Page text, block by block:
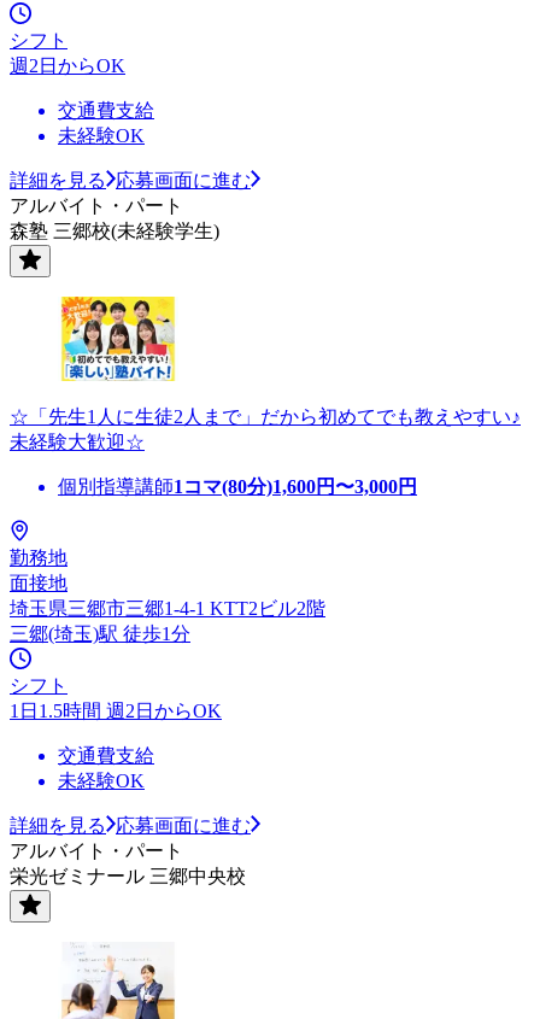
シフト
週2日からOK
交通費支給
未経験OK
詳細を見る
応募画面に進む
アルバイト・パート
森塾 三郷校(未経験学生)
☆「先生1人に生徒2人まで」だから初めてでも教えやすい♪
未経験大歓迎☆
個別指導講師1コマ(80分)1,600円〜3,000円
勤務地
面接地
埼玉県三郷市三郷1-4-1 KTT2ビル2階
三郷(埼玉)駅 徒歩1分
シフト
1日1.5時間 週2日からOK
交通費支給
未経験OK
詳細を見る
応募画面に進む
アルバイト・パート
栄光ゼミナール 三郷中央校